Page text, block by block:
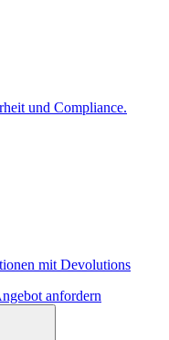
und Compliance.
mit Devolutions
anfordern